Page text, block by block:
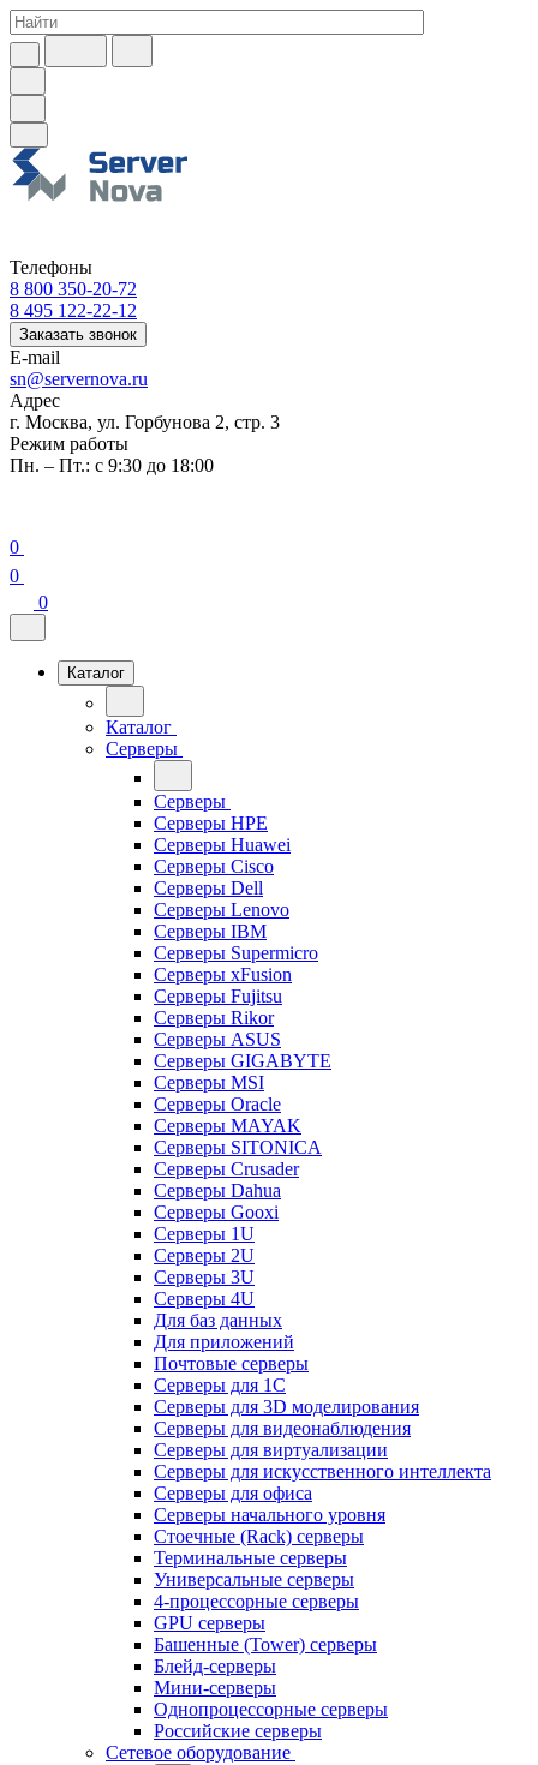
Телефоны
8 800 350-20-72
8 495 122-22-12
Заказать звонок
E-mail
sn@servernova.ru
Адрес
г. Москва, ул. Горбунова 2, стр. 3
Режим работы
Пн. – Пт.: с 9:30 до 18:00
0
0
0
Каталог
Каталог
Серверы
Серверы
Серверы HPE
Серверы Huawei
Серверы Cisco
Серверы Dell
Серверы Lenovo
Серверы IBM
Серверы Supermicro
Серверы xFusion
Серверы Fujitsu
Серверы Rikor
Серверы ASUS
Серверы GIGABYTE
Серверы MSI
Серверы Oracle
Серверы MAYAK
Серверы SITONICA
Серверы Crusader
Серверы Dahua
Серверы Gooxi
Серверы 1U
Серверы 2U
Серверы 3U
Серверы 4U
Для баз данных
Для приложений
Почтовые серверы
Серверы для 1С
Серверы для 3D моделирования
Серверы для видеонаблюдения
Серверы для виртуализации
Серверы для искусственного интеллекта
Серверы для офиса
Серверы начального уровня
Стоечные (Rack) серверы
Терминальные серверы
Универсальные серверы
4-процессорные серверы
GPU серверы
Башенные (Tower) серверы
Блейд-серверы
Мини-серверы
Однопроцессорные серверы
Российские серверы
Сетевое оборудование